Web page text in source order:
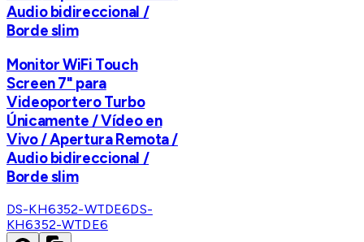
Audio bidireccional /
Borde slim
Monitor WiFi Touch
Screen 7" para
Videoportero Turbo
Únicamente / Vídeo en
Vivo / Apertura Remota /
Audio bidireccional /
Borde slim
DS-KH6352-WTDE6DS-
KH6352-WTDE6